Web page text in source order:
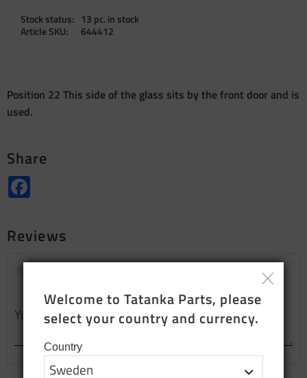
Stock status
13 pc. in stock
Article SKU
644412
Position 22 This side of the glass sits by the front door and is
used.
Share
Reviews
Welcome to Tatanka Parts, please
select your country and currency.
Country